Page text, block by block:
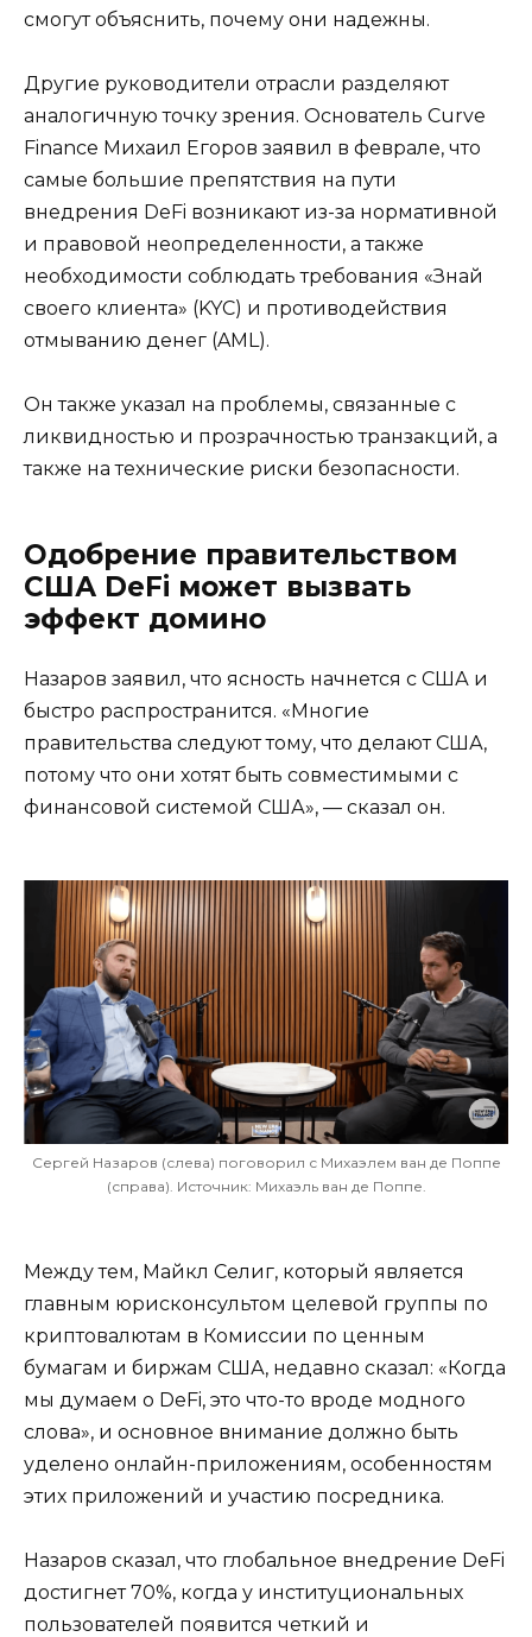
смогут объяснить, почему они надежны.
Другие руководители отрасли разделяют
аналогичную точку зрения. Основатель Curve
Finance Михаил Егоров заявил в феврале, что
самые большие препятствия на пути
внедрения DeFi возникают из-за нормативной
и правовой неопределенности, а также
необходимости соблюдать требования «Знай
своего клиента» (KYC) и противодействия
отмыванию денег (AML).
Он также указал на проблемы, связанные с
ликвидностью и прозрачностью транзакций, а
также на технические риски безопасности.
Одобрение правительством
США DeFi может вызвать
эффект домино
Назаров заявил, что ясность начнется с США и
быстро распространится. «Многие
правительства следуют тому, что делают США,
потому что они хотят быть совместимыми с
финансовой системой США», — сказал он.
Сергей Назаров (слева) поговорил с Михаэлем ван де Поппе
(справа). Источник: Михаэль ван де Поппе.
Между тем, Майкл Селиг, который является
главным юрисконсультом целевой группы по
криптовалютам в Комиссии по ценным
бумагам и биржам США, недавно сказал: «Когда
мы думаем о DeFi, это что-то вроде модного
слова», и основное внимание должно быть
уделено онлайн-приложениям, особенностям
этих приложений и участию посредника.
Назаров сказал, что глобальное внедрение DeFi
достигнет 70%, когда у институциональных
пользователей появится четкий и